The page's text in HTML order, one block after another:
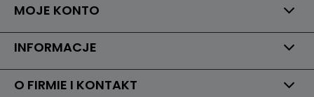
MOJE KONTO
INFORMACJE
O FIRMIE I KONTAKT